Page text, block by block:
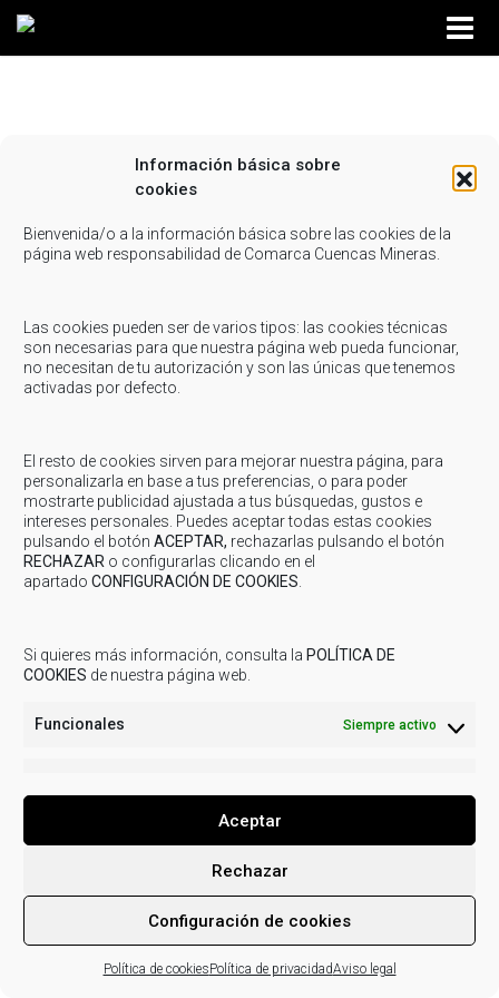
Información básica sobre
cookies
Bienvenida/o a la información básica sobre las cookies de la
página web responsabilidad de Comarca Cuencas Mineras.
Las cookies pueden ser de varios tipos: las cookies técnicas
son necesarias para que nuestra página web pueda funcionar,
no necesitan de tu autorización y son las únicas que tenemos
activadas por defecto.
El resto de cookies sirven para mejorar nuestra página, para
personalizarla en base a tus preferencias, o para poder
mostrarte publicidad ajustada a tus búsquedas, gustos e
intereses personales. Puedes aceptar todas estas cookies
pulsando el botón ACEPTAR, rechazarlas pulsando el botón
RECHAZAR o configurarlas clicando en el
apartado CONFIGURACIÓN DE COOKIES.
Si quieres más información, consulta la POLÍTICA DE
COOKIES de nuestra página web.
Funcionales Siempre activo
Aceptar
Rechazar
Configuración de cookies
Política de cookiesPolítica de privacidadAviso legal
juegos para hacer en casa con los niños 2
Política de Privacidad
cookies
Actividades de tratamiento